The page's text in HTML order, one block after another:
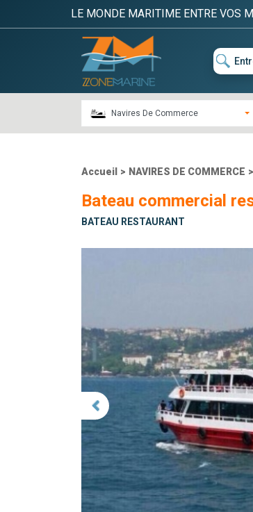
LE MONDE MARITIME ENTRE VOS
Navires De Commerce
Accueil > NAVIRES DE COMMERCE >
Bateau commercial
BATEAU RESTAURANT